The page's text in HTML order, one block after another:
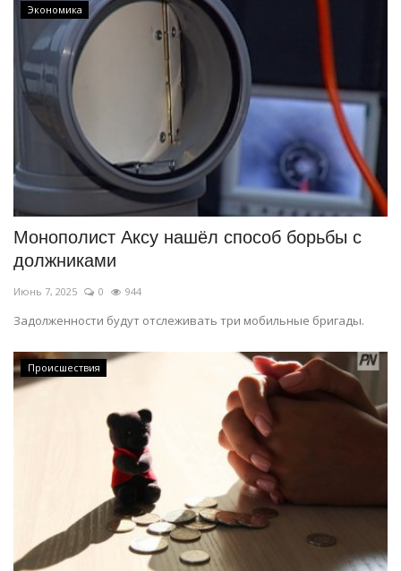
Экономика
Монополист Аксу нашёл способ борьбы с
должниками
Июнь 7, 2025 0 944
Задолженности будут отслеживать три мобильные бригады.
Происшествия